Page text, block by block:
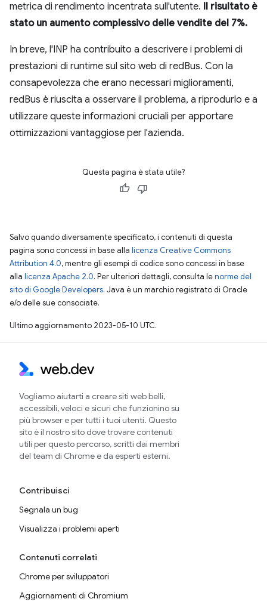
metrica di rendimento incentrata sull'utente. Il risultato è
stato un aumento complessivo delle vendite del 7%.
In breve, l'INP ha contribuito a descrivere i problemi di
prestazioni di runtime sul sito web di redBus. Con la
consapevolezza che erano necessari miglioramenti,
redBus è riuscita a osservare il problema, a riprodurlo e a
utilizzare queste informazioni cruciali per apportare
ottimizzazioni vantaggiose per l'azienda.
Questa pagina è stata utile?
Salvo quando diversamente specificato, i contenuti di questa
pagina sono concessi in base alla licenza Creative Commons
Attribution 4.0, mentre gli esempi di codice sono concessi in base
alla licenza Apache 2.0. Per ulteriori dettagli, consulta lenorme del
sito di Google Developers. Java è un marchio registrato di Oracle
e/o delle sue consociate.
Ultimo aggiornamento 2023-05-10 UTC.
Vogliamo aiutarti a creare siti web belli,
accessibili, veloci e sicuri che funzionino su
più browser e per tutti i tuoi utenti. Questo
sito è il nostro sito dove trovare contenuti
utili per questo percorso, scritti dai membri
del team di Chrome e da esperti esterni.
Contribuisci
Segnala un bug
Visualizza i problemi aperti
Contenuti correlati
Chrome per sviluppatori
Aggiornamenti di Chromium